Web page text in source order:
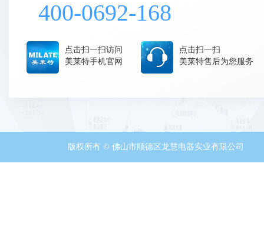
400-0692-168
点击扫一扫访问
美莱特手机官网
点击扫一扫
美莱特售后为您服务
版权所有 © 佛山市顺德区龙慧电器实业有限公司